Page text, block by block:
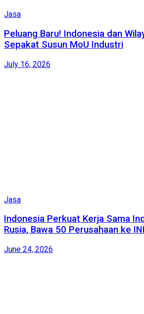
Jasa
Peluang Baru! Indonesia dan
Sepakat Susun MoU Industri
July 16, 2026
Jasa
Indonesia Perkuat Kerja Sama
Rusia, Bawa 50 Perusahaan ke
June 24, 2026